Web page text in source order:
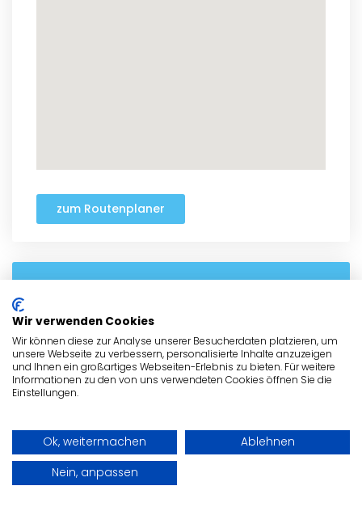
zum Routenplaner
Wir verwenden Cookies
Wir können diese zur Analyse unserer Besucherdaten platzieren, um
unsere Webseite zu verbessern, personalisierte Inhalte anzuzeigen
und Ihnen ein großartiges Webseiten-Erlebnis zu bieten. Für weitere
Informationen zu den von uns verwendeten Cookies öffnen Sie die
Einstellungen.
Ok, weitermachen
Ablehnen
Nein, anpassen